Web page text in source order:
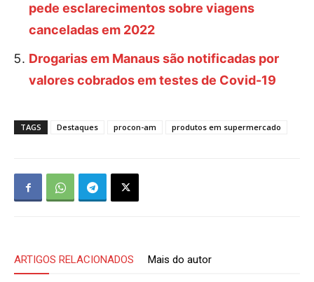
pede esclarecimentos sobre viagens
canceladas em 2022
Drogarias em Manaus são notificadas por
valores cobrados em testes de Covid-19
TAGS Destaques procon-am produtos em supermercado
ARTIGOS RELACIONADOS Mais do autor